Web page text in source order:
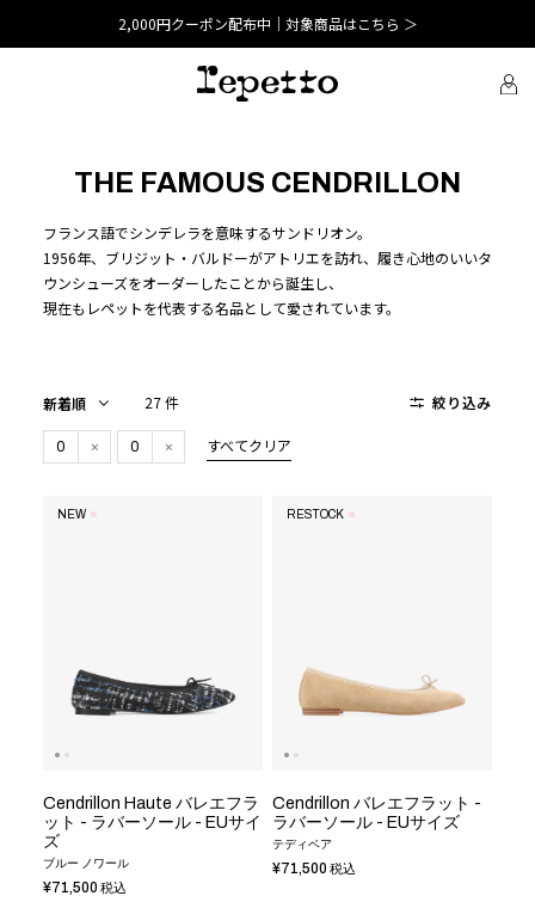
2,000円クーポン配布中｜対象商品はこちら ＞
THE FAMOUS CENDRILLON
フランス語でシンデレラを意味するサンドリオン。
1956年、ブリジット・バルドーがアトリエを訪れ、履き心地のいいタ
ウンシューズをオーダーしたことから誕生し、
現在もレペットを代表する名品として愛されています。
27 件 絞り込み
0 0 すべてクリア
NEW
Cendrillon Haute バレエフラ
ット - ラバーソール - EUサイ
ズ
ブルー ノワール
¥71,500 税込
RESTOCK
Cendrillon バレエフラット -
ラバーソール - EUサイズ
テディベア
¥71,500 税込